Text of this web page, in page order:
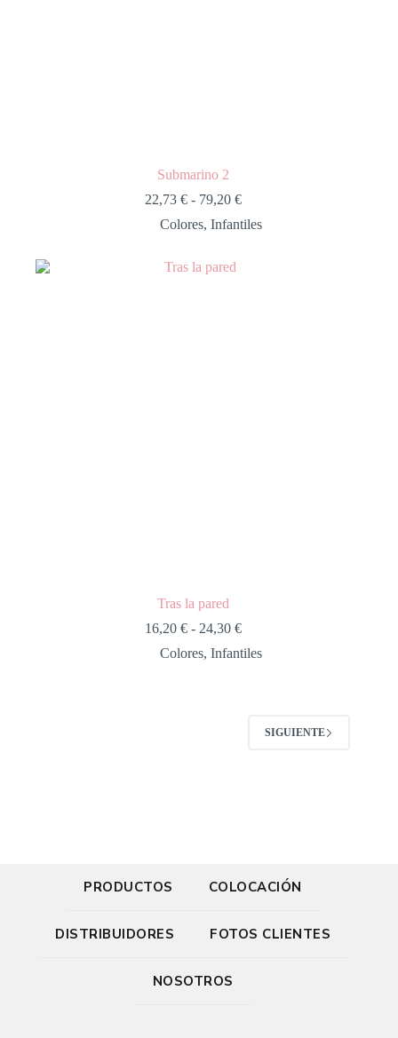
Submarino 2
22,73 € - 79,20 €
Colores, Infantiles
Tras la pared
16,20 € - 24,30 €
Colores, Infantiles
SIGUIENTE
PRODUCTOS COLOCACIÓN
DISTRIBUIDORES FOTOS CLIENTES
NOSOTROS